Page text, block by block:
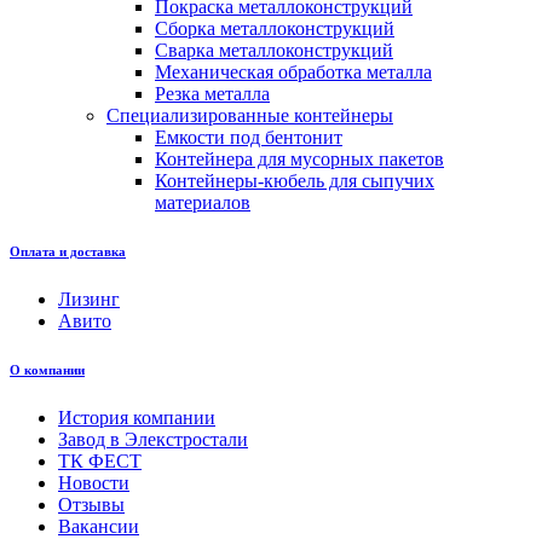
Покраска металлоконструкций
Сборка металлоконструкций
Сварка металлоконструкций
Механическая обработка металла
Резка металла
Специализированные контейнеры
Емкости под бентонит
Контейнера для мусорных пакетов
Контейнеры-кюбель для сыпучих
материалов
Оплата и доставка
Лизинг
Авито
О компании
История компании
Завод в Элекстростали
ТК ФЕСТ
Новости
Отзывы
Вакансии